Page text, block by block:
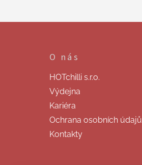
O nás
HOTchilli s.r.o.
Výdejna
Kariéra
Ochrana osobních údajů
Kontakty